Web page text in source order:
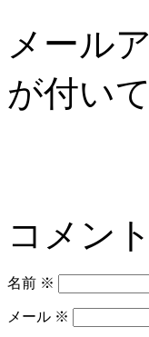
メール
が付い
コメント
名前 ※
メール ※